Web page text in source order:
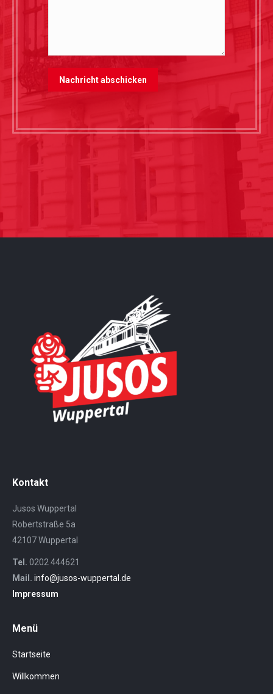
Nachricht abschicken
Kontakt
Jusos Wuppertal
Robertstraße 5a
42107 Wuppertal
Tel. 0202 444621
Mail. info@jusos-wuppertal.de
Impressum
Menü
Startseite
Willkommen